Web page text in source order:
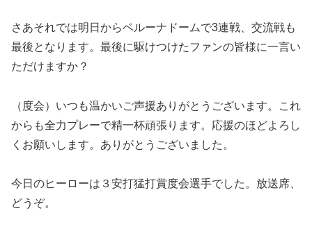
さあそれでは明日からベルーナドームで3連戦、交流戦も
最後となります。最後に駆けつけたファンの皆様に一言い
ただけますか？
（度会）いつも温かいご声援ありがとうございます。これ
からも全力プレーで精一杯頑張ります。応援のほどよろし
くお願いします。ありがとうございました。
今日のヒーローは３安打猛打賞度会選手でした。放送席、
どうぞ。